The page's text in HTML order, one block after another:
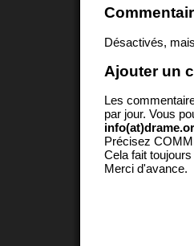
Désactivés,
Ajouter un
Les
par jour. Vous
Précisez
Cela fait
Merci d'avance.